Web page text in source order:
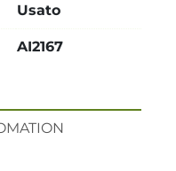
Usato
AI2167